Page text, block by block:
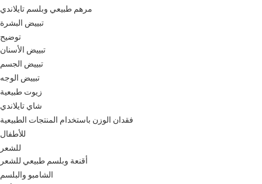
مرهم طبيعي وبلسم تايلاندي
تبييض البشرة
توضيح
تبييض الأسنان
تبييض الجسم
تبييض الوجه
زيوت طبيعية
شاي تايلاندي
فقدان الوزن باستخدام المنتجات الطبيعية
للأطفال
للشعر
أقنعة وبلسم طبيعي للشعر
الشامبو والبلسم